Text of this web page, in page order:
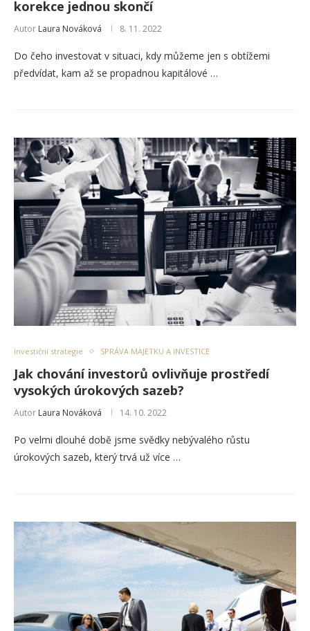
korekce jednou skončí
Autor Laura Nováková 8. 11. 2022
Do čeho investovat v situaci, kdy můžeme jen s obtížemi
předvídat, kam až se propadnou kapitálové …
Investiční strategie SPRÁVA MAJETKU A INVESTICE
Jak chování investorů ovlivňuje prostředí
vysokých úrokových sazeb?
Autor Laura Nováková 14. 10. 2022
Po velmi dlouhé době jsme svědky nebývalého růstu
úrokových sazeb, který trvá už více …